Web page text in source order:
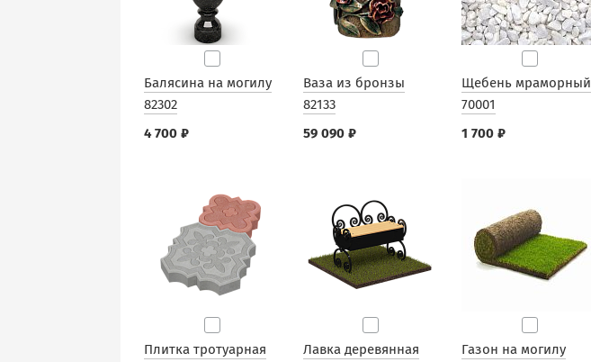
Балясина на могилу
82302
4 700 ₽
Ваза из бронзы
82133
59 090 ₽
Щебень мраморный
70001
1 700 ₽
Плитка тротуарная
Лавка деревянная
Газон на могилу